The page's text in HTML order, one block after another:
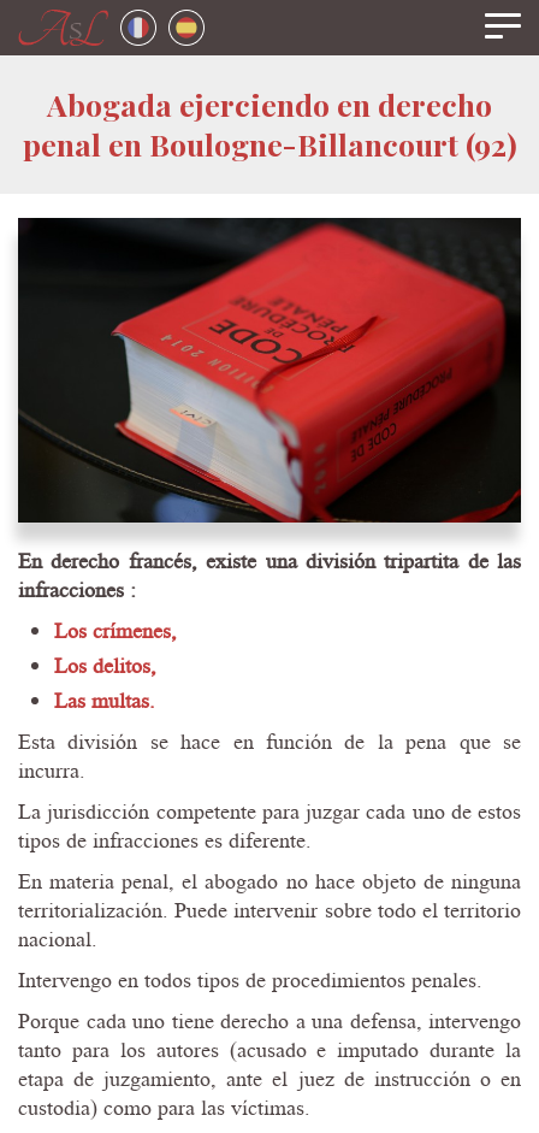
Abogada ejerciendo en derecho
penal en Boulogne-Billancourt (92)
En derecho francés, existe una división tripartita de las
infracciones :
Los crímenes,
Los delitos,
Las multas.
Esta división se hace en función de la pena que se
incurra.
La jurisdicción competente para juzgar cada uno de estos
tipos de infracciones es diferente.
En materia penal, el abogado no hace objeto de ninguna
territorialización. Puede intervenir sobre todo el territorio
nacional.
Intervengo en todos tipos de procedimientos penales.
Porque cada uno tiene derecho a una defensa, intervengo
tanto para los autores (acusado e imputado durante la
etapa de juzgamiento, ante el juez de instrucción o en
custodia) como para las víctimas.
Panel de gestión de cookies